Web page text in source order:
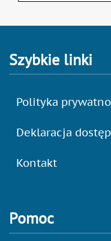
Szybkie linki
Polityka
Deklaracja
Kontakt
Pomoc